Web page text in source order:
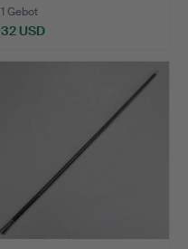
1 Gebot
32 USD